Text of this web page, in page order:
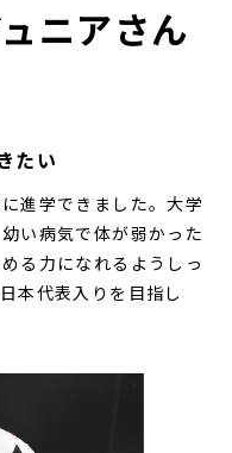
ニアさん
たい
進学できました。大学
い病気で体が弱かった
る力になれるようしっ
本代表入りを目指し